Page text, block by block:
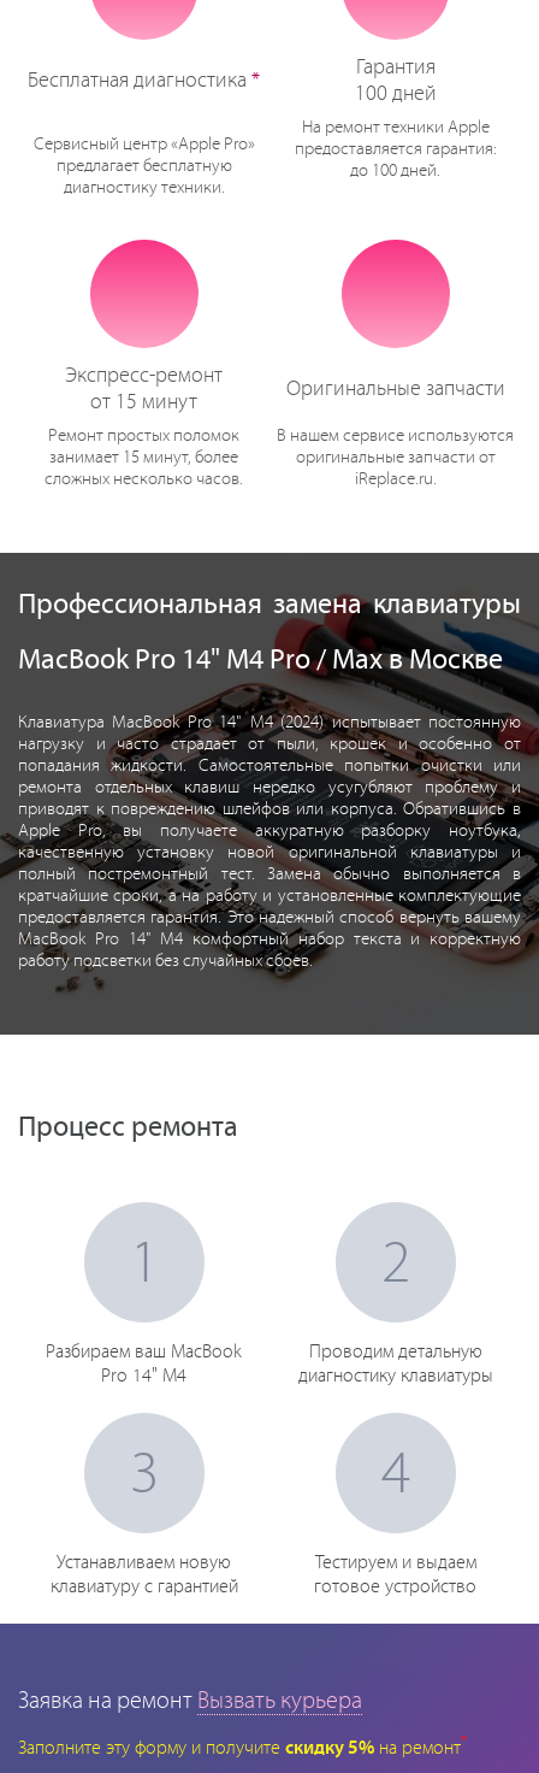
Бесплатная диагностика *
Сервисный центр «Apple Pro»
предлагает бесплатную
диагностику техники.
Гарантия
100 дней
На ремонт техники Apple
предоставляется гарантия:
до 100 дней.
Экспресс-ремонт
от 15 минут
Ремонт простых поломок
занимает 15 минут, более
сложных несколько часов.
Оригинальные запчасти
В нашем сервисе используются
оригинальные запчасти от
iReplace.ru.
Профессиональная замена клавиатуры
MacBook Pro 14" M4 Pro / Max в Москве
Клавиатура MacBook Pro 14" M4 (2024) испытывает постоянную
нагрузку и часто страдает от пыли, крошек и особенно от
попадания жидкости. Самостоятельные попытки очистки или
ремонта отдельных клавиш нередко усугубляют проблему и
приводят к повреждению шлейфов или корпуса. Обратившись в
Apple Pro, вы получаете аккуратную разборку ноутбука,
качественную установку новой оригинальной клавиатуры и
полный постремонтный тест. Замена обычно выполняется в
кратчайшие сроки, а на работу и установленные комплектующие
предоставляется гарантия. Это надежный способ вернуть вашему
MacBook Pro 14" M4 комфортный набор текста и корректную
работу подсветки без случайных сбоев.
Процесс ремонта
1
Разбираем ваш MacBook
Pro 14" M4
2
Проводим детальную
диагностику клавиатуры
3
Устанавливаем новую
клавиатуру с гарантией
4
Тестируем и выдаем
готовое устройство
Заявка на ремонт Вызвать курьера
Заполните эту форму и получите скидку 5% на ремонт*